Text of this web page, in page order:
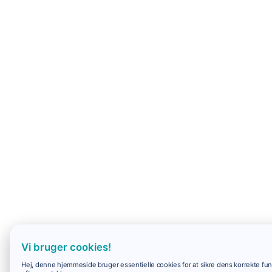
Vi bruger cookies!
Hej, denne hjemmeside bruger essentielle cookies for at sikre dens korrekte